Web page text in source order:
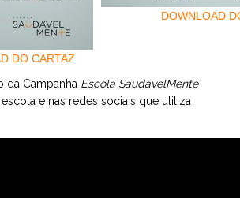
DO CARTAZ
DOWNLOAD
da Campanha Escola SaudávelMente
e nas redes sociais que utiliza